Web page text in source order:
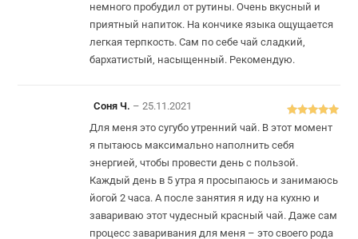
немного пробудил от рутины. Очень вкусный и
приятный напиток. На кончике языка ощущается
легкая терпкость. Сам по себе чай сладкий,
бархатистый, насыщенный. Рекомендую.
Оцінено в
з 5
Соня Ч. – 25.11.2021
Для меня это сугубо утренний чай. В этот момент
я пытаюсь максимально наполнить себя
энергией, чтобы провести день с пользой.
Каждый день в 5 утра я просыпаюсь и занимаюсь
йогой 2 часа. А после занятия я иду на кухню и
завариваю этот чудесный красный чай. Даже сам
процесс заваривания для меня – это своего рода